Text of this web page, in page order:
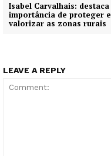
Isabel Carvalhais: destaca
importância de proteger e
valorizar as zonas rurais
LEAVE A REPLY